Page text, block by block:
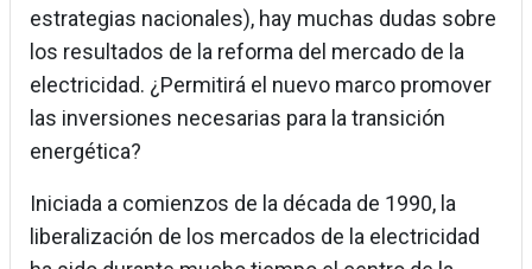
estrategias nacionales), hay muchas dudas sobre
los resultados de la reforma del mercado de la
electricidad. ¿Permitirá el nuevo marco promover
las inversiones necesarias para la transición
energética?
Iniciada a comienzos de la década de 1990, la
liberalización de los mercados de la electricidad